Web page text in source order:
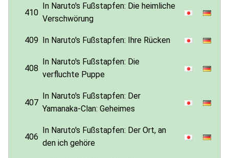
410
In Naruto's Fußstapfen: Die heimliche
Verschwörung
409 In Naruto's Fußstapfen: Ihre Rücken
408
In Naruto's Fußstapfen: Die
verfluchte Puppe
407
In Naruto's Fußstapfen: Der
Yamanaka-Clan: Geheimes
406
In Naruto's Fußstapfen: Der Ort, an
den ich gehöre